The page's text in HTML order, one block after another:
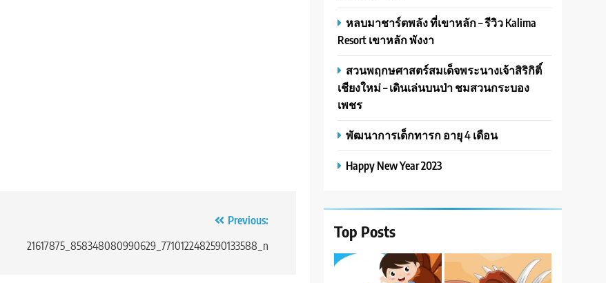
Previous:
21617875_858348080990629_7710122482590133588_n
หลบมาชาร์ตพลัง ที่เขาหลัก – รีวิว Kalima
Resort เขาหลัก พังงา
สวนพฤกษศาสตร์สมเด็จพระนางเจ้าสิริกิติ์
เชียงใหม่ – เดินเล่นบนป่า ชมสวนกระบอง
เพชร
พัฒนาการเด็กทารก อายุ 4 เดือน
Happy New Year 2023
Top Posts